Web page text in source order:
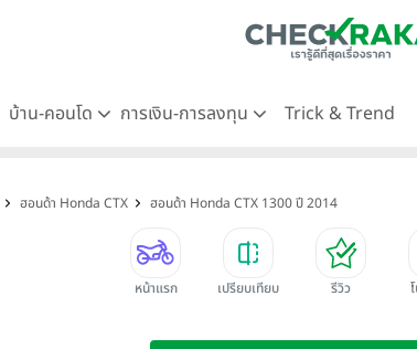
บ้าน-คอนโด การเงิน-การลงทุน Trick & Trend
ฮอนด้า Honda CTX ฮอนด้า Honda CTX 1300 ปี 2014
หน้าแรก เปรียบเทียบ รีวิว